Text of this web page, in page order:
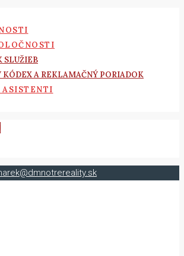
SLUŽIEB
KÓDEX A REKLAMAČNÝ PORIADOK